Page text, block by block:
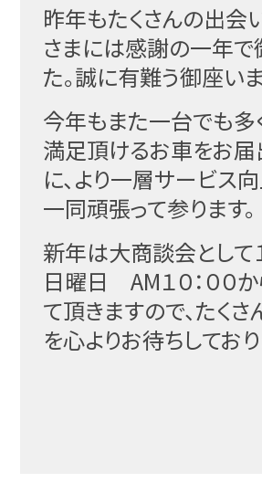
昨年もたくさんの出会
さまには感謝の一年で
た。誠に有難う御座いま
今年もまた一台でも多
満足頂けるお車をお届
に、より一層サービス
一同頑張って参ります。
新年は大商談会として
日曜日 AM１０：００
て頂きますので、たく
を心よりお待ちしており